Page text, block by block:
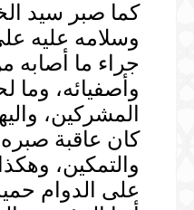
كما صبر سيد
وسلامه عليه
جراء ما أصابه
وأصفيائه، وما
المشركين،
كان عاقبة صبره
والتمكين،
على الدوام